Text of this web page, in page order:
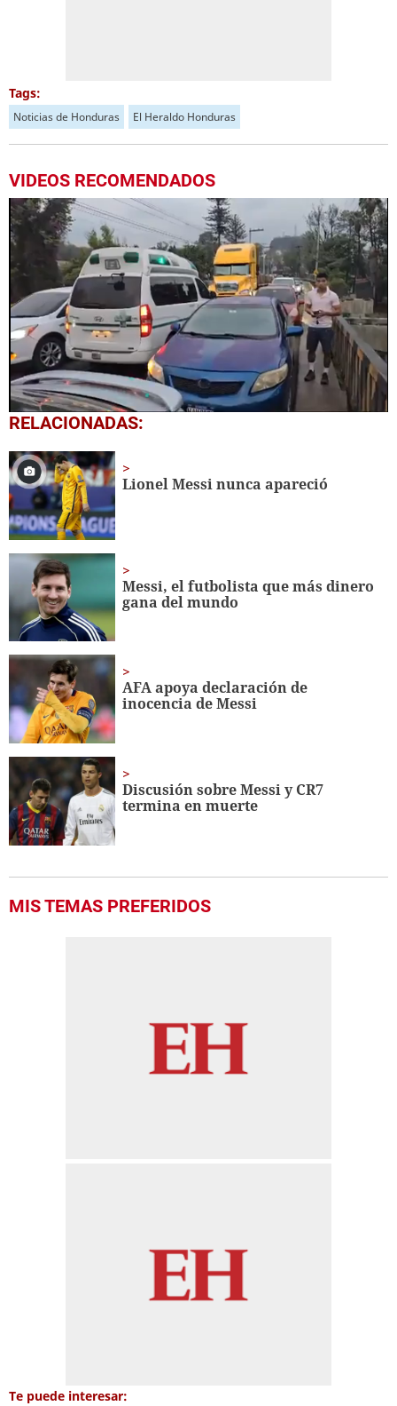
Tags:
Noticias de Honduras El Heraldo Honduras
VIDEOS RECOMENDADOS
0
of
seconds
RELACIONADAS:
Lionel Messi nunca apareció
Messi, el futbolista que más dinero
gana del mundo
AFA apoya declaración de
inocencia de Messi
Discusión sobre Messi y CR7
termina en muerte
MIS TEMAS PREFERIDOS
Te puede interesar: